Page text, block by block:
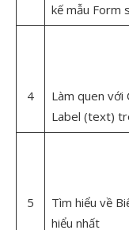
kế mẫu Form
4
Làm quen
Label (text)
5
Tìm hiểu về
hiểu nhất